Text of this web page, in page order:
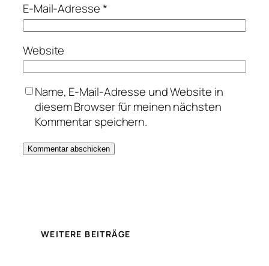
E-Mail-Adresse*
Website
Name, E-Mail-Adresse und Website in
diesem Browser für meinen nächsten
Kommentar speichern.
WEITERE BEITRÄGE